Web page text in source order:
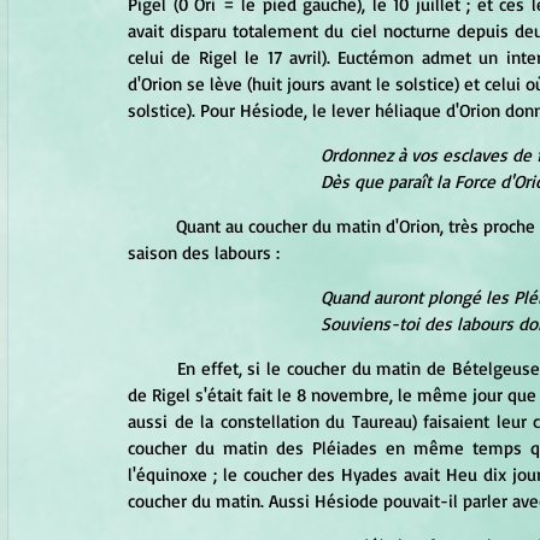
avait disparu totalement du ciel nocturne depuis
celui de Rigel le 17 avril). Euctémon admet un
d'Orion se lève (huit jours avant le solstice) et celui
solstice). Pour Hésiode, le lever héliaque d'Orion
Ordonnez à vos esclaves
Dès que paraît la Force
saison des labours :
Quand auront plongé les
Souviens-toi des labours
de Rigel s'était fait le 8 novembre, le même jour
aussi de la constellation du Taureau) faisaient
coucher du matin des Pléiades en même temps
l'équinoxe ; le coucher des Hyades avait Heu dix
coucher du matin. Aussi Hésiode pouvait-il parler